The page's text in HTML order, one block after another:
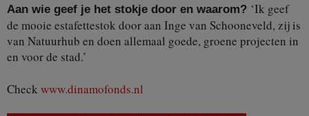
Aan wie geef je het stokje door en waarom? ‘Ik geef
de mooie estafettestok door aan Inge van Schooneveld, zij is
van Natuurhub en doen allemaal goede, groene projecten in
en voor de stad.’
Check www.dinamofonds.nl